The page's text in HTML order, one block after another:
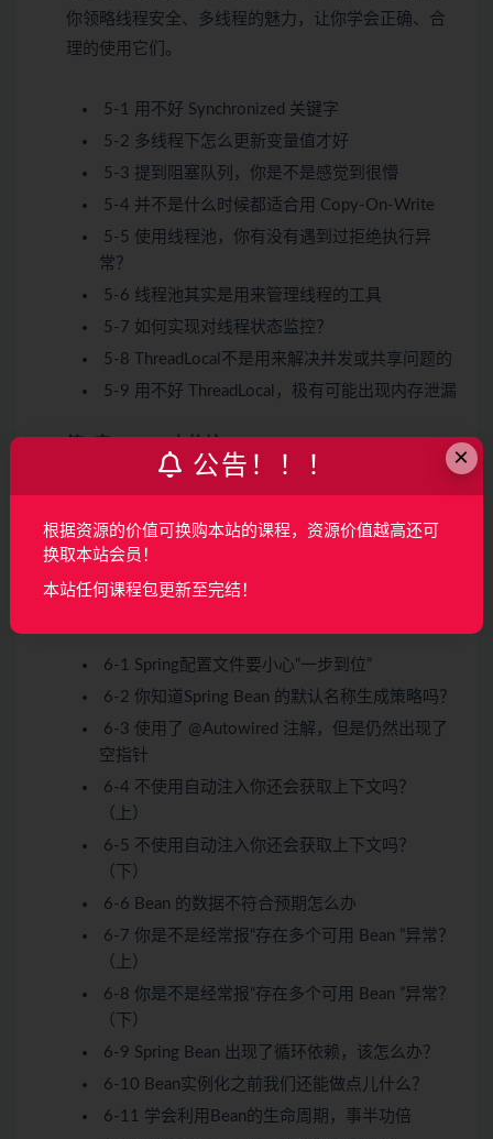
你领略线程安全、多线程的魅力，让你学会正确、合
理的使用它们。
5-1 用不好 Synchronized 关键字
5-2 多线程下怎么更新变量值才好
5-3 提到阻塞队列，你是不是感觉到很懵
5-4 并不是什么时候都适合用 Copy-On-Write
5-5 使用线程池，你有没有遇到过拒绝执行异
常？
5-6 线程池其实是用来管理线程的工具
5-7 如何实现对线程状态监控？
5-8 ThreadLocal不是用来解决并发或共享问题的
5-9 用不好 ThreadLocal，极有可能出现内存泄漏
下文的理解、Scope、循环依赖、事务等等问题是层出
6-1 Spring配置文件要小心“一步到位”
6-2 你知道Spring Bean 的默认名称生成策略吗？
6-3 使用了 @Autowired 注解，但是仍然出现了
空指针
6-4 不使用自动注入你还会获取上下文吗？
（上）
6-5 不使用自动注入你还会获取上下文吗？
（下）
6-6 Bean 的数据不符合预期怎么办
6-7 你是不是经常报“存在多个可用 Bean ”异常？
（上）
6-8 你是不是经常报“存在多个可用 Bean ”异常？
（下）
6-9 Spring Bean 出现了循环依赖，该怎么办？
6-10 Bean实例化之前我们还能做点儿什么？
6-11 学会利用Bean的生命周期，事半功倍
×
公告！！！
根据资源的价值可换购本站的课程，资源价值越高还可
换取本站会员！
本站任何课程包更新至完结！